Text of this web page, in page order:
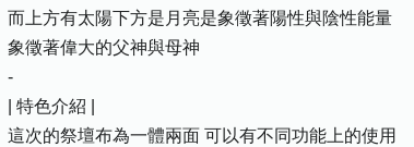
而上方有太陽下方是月亮是象徵著陽性與陰性能量
象徵著偉大的父神與母神
-
| 特色介紹 |
這次的祭壇布為一體兩面 可以有不同功能上的使用